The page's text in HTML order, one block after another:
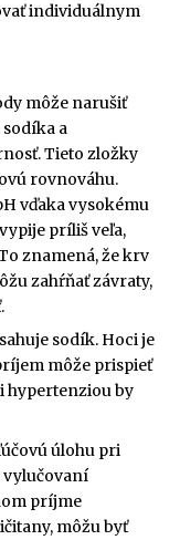
individuálnym
môže narušiť
a
Tieto zložky
rovnováhu.
vďaka vysokému
príliš veľa,
znamená, že krv
zahŕňať závraty,
sodík. Hoci je
môže prispieť
hypertenziou by
úlohu pri
vylučovaní
príjme
môžu byť